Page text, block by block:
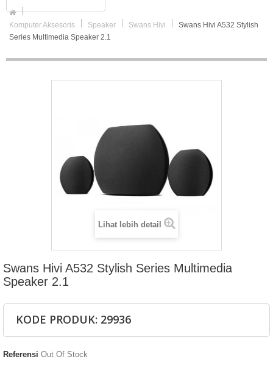
Komputer Aksesoris Speaker Swans Hivi
Swans Hivi A532 Stylish
Series Multimedia Speaker 2.1
Lihat lebih detail
Swans Hivi A532 Stylish Series Multimedia
Speaker 2.1
KODE PRODUK: 29936
Referensi Out Of Stock